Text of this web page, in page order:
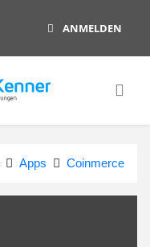
ANMELDEN
Apps Coinmerce